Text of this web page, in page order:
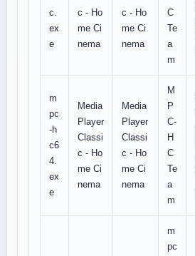
c.
ex
e
c - Ho
me Ci
nema
c - Ho
me Ci
nema
C
Te
a
m
m
pc
-h
c6
4.
ex
e
Media
Player
Classi
c - Ho
me Ci
nema
Media
Player
Classi
c - Ho
me Ci
nema
M
P
C-
H
C
Te
a
m
m
pc